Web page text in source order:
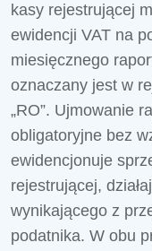
kasy rejestrującej
ewidencji VAT na
miesięcznego
oznaczany jest w
„RO”. Ujmowanie
obligatoryjne bez
ewidencjonuje
rejestrującej,
wynikającego z
podatnika. W obu